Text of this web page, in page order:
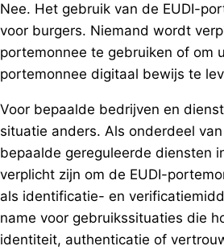
Nee. Het gebruik van de EUDI-
voor burgers. Niemand wordt
portemonnee te gebruiken of om
portemonnee digitaal bewijs te
Voor bepaalde bedrijven en
situatie anders. Als onderdeel
bepaalde gereguleerde diensten
verplicht zijn om de EUDI-
als identificatie- en
name voor gebruikssituaties die
identiteit, authenticatie of